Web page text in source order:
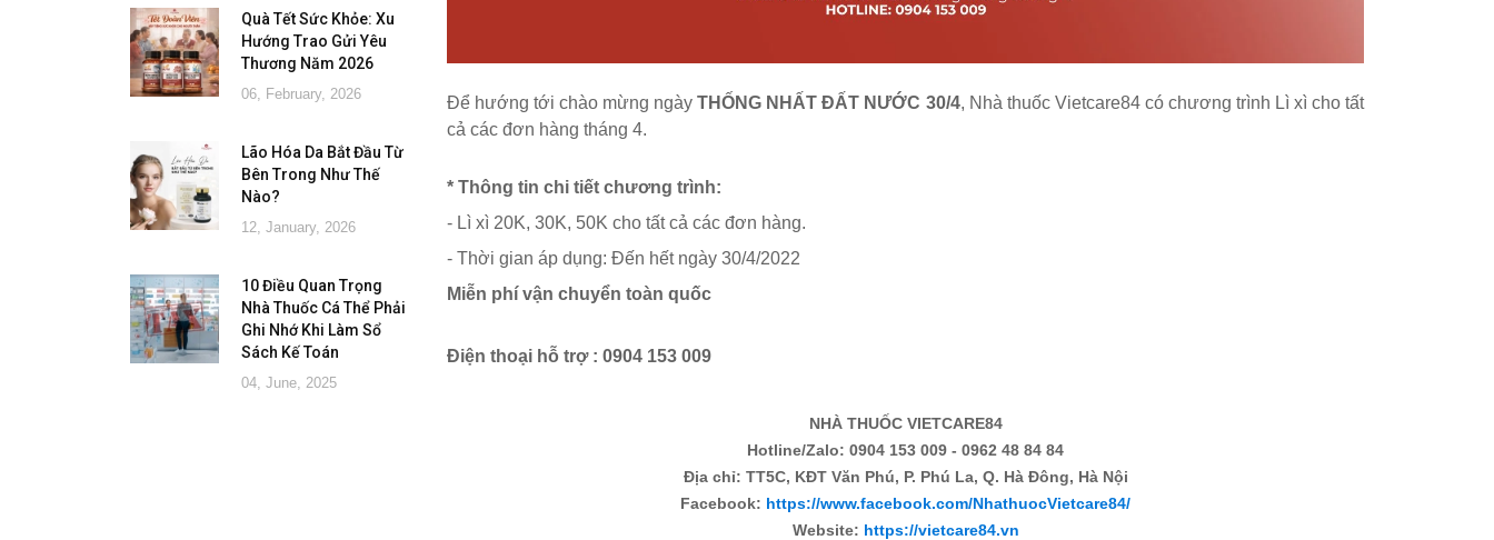
Để hướng tới chào mừng ngàyTHỐNG NHẤT ĐẤT NƯỚC 30/4, Nhà thuốc Vietcare84 có chương trình Lì xì cho tất
cả các đơn hàng tháng 4.
* Thông tin chi tiết chương trình:
- Lì xì 20K, 30K, 50K cho tất cả các đơn hàng.
- Thời gian áp dụng: Đến hết ngày 30/4/2022
Miễn phí vận chuyển toàn quốc
Điện thoại hỗ trợ : 0904 153 009
NHÀ THUỐC VIETCARE84
Hotline/Zalo: 0904 153 009 - 0962 48 84 84
Địa chỉ: TT5C, KĐT Văn Phú, P. Phú La, Q. Hà Đông, Hà Nội
Facebook: https://www.facebook.com/NhathuocVietcare84/
Website: https://vietcare84.vn
Quà Tết Sức Khỏe: Xu
Hướng Trao Gửi Yêu
Thương Năm 2026
06, February, 2026
Lão Hóa Da Bắt Đầu Từ
Bên Trong Như Thế
Nào?
12, January, 2026
10 Điều Quan Trọng
Nhà Thuốc Cá Thể Phải
Ghi Nhớ Khi Làm Sổ
Sách Kế Toán
04, June, 2025